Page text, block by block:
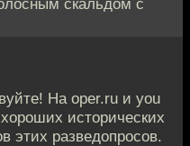
скальдом с
На oper.ru и you
исторических
этих разведопросов.